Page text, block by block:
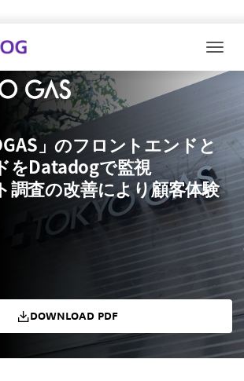
」のフロントエンドと
をDatadogで監視
調査の改善により顧客体験
DOWNLOAD PDF